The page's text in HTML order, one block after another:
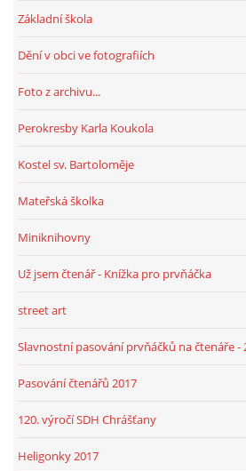
HRY, KVÍZY, VZDĚLÁVÁNÍ ON-LINE
© 2026 eStránky.cz | RSS|WebSlice
Základní škola
Dění v obci ve fotografiích
Foto z archivu...
Perokresby Karla Koukola
Kostel sv. Bartoloměje
Mateřská školka
Miniknihovny
Už jsem čtenář - Knížka pro prvňáčka
street art
Slavnostní pasování prvňáčků na čtenáře -
Pasování čtenářů 2017
120. výročí SDH Chrášťany
Heligonky 2017